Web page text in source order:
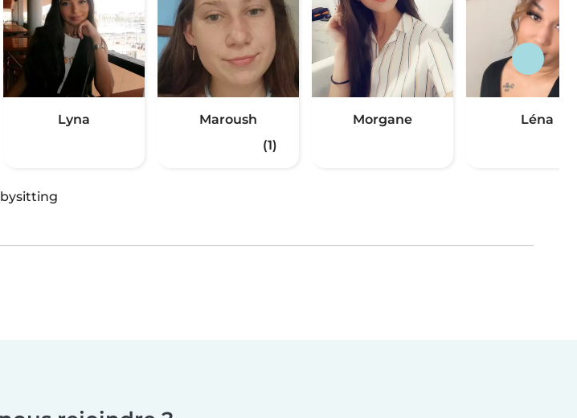
Lyna
Maroush
(1)
Morgane Léna